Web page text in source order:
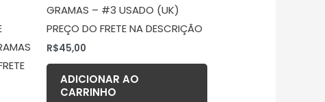
GRAMAS – #3 USADO (UK)
PREÇO DO FRETE NA DESCRIÇÃO
R$45,00
ADICIONAR AO
CARRINHO